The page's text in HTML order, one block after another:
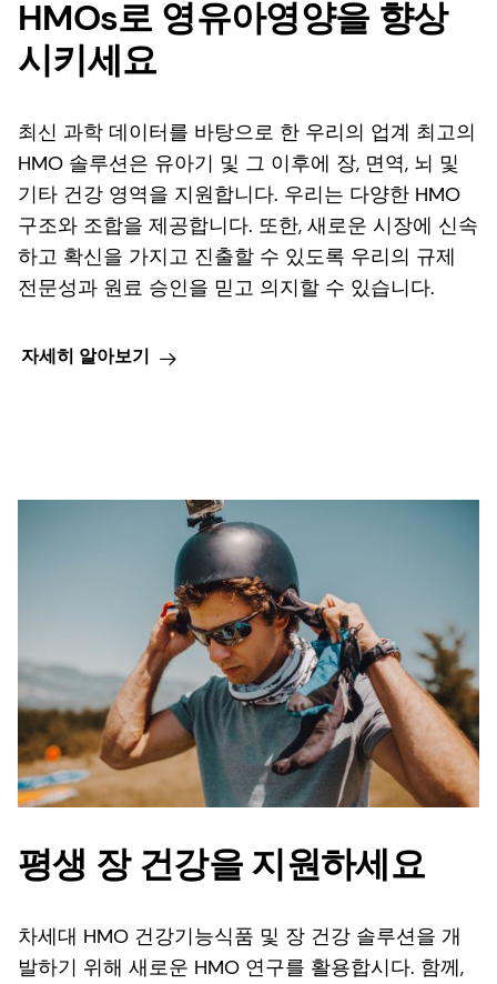
HMOs로 영유아영양을 향상
시키세요
최신 과학 데이터를 바탕으로 한 우리의 업계 최고의
HMO 솔루션은 유아기 및 그 이후에 장, 면역, 뇌 및
기타 건강 영역을 지원합니다. 우리는 다양한 HMO
구조와 조합을 제공합니다. 또한, 새로운 시장에 신속
하고 확신을 가지고 진출할 수 있도록 우리의 규제
전문성과 원료 승인을 믿고 의지할 수 있습니다.
자세히 알아보기
평생 장 건강을 지원하세요
차세대 HMO 건강기능식품 및 장 건강 솔루션을 개
발하기 위해 새로운 HMO 연구를 활용합시다. 함께,